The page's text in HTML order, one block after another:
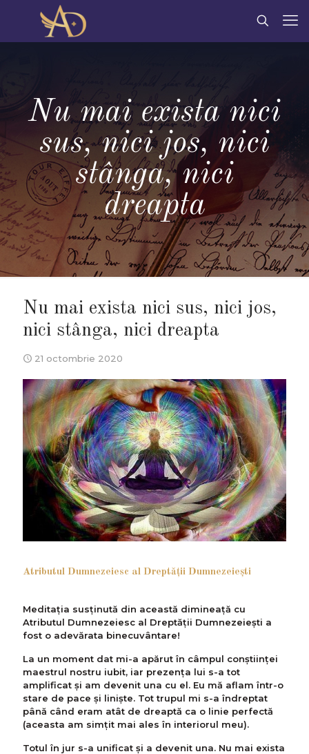
Nu mai exista nici
sus, nici jos, nici
stânga, nici
dreapta
Nu mai exista nici sus, nici jos,
nici stânga, nici dreapta
21 octombrie 2020
Atributul Dumnezeiesc al Dreptăţii Dumnezeieşti
Meditația susținută din această dimineață cu
Atributul Dumnezeiesc al Dreptății Dumnezeiești a
fost o adevărata binecuvântare!
La un moment dat mi-a apărut în câmpul conștiinței
maestrul nostru iubit, iar prezența lui s-a tot
amplificat și am devenit una cu el. Eu mă aflam într-o
stare de pace și liniște. Tot trupul mi s-a îndreptat
până când eram atât de dreaptă ca o linie perfectă
(aceasta am simțit mai ales în interiorul meu).
Totul în jur s-a unificat și a devenit una. Nu mai exista